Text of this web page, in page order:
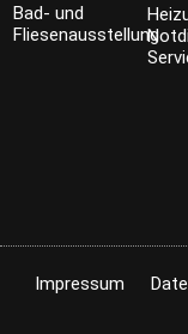
Bad- und
Fliesenausstellung
Impressum